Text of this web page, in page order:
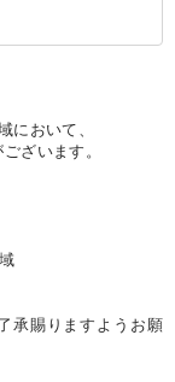
において、
ざいます。
承賜りますようお願